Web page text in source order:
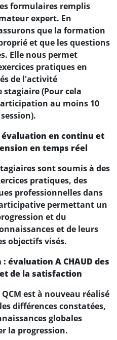
formulaires remplis
expert. En
que la formation
et que les questions
Elle nous permet
pratiques en
de l'activité
stagiaire (Pour cela
au moins 10
en continu et
en temps réel
sont soumis à des
pratiques, des
professionnelles dans
permettant un
et du
et de leurs
objectifs visés.
évaluation A CHAUD des
de la satisfaction
est à nouveau réalisé
différences constatées,
globales
la progression.